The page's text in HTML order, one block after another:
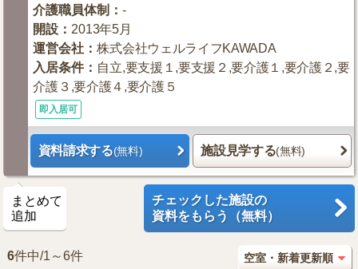
介護職員体制 ：-
開設 ： 2013年5月
運営会社 ：株式会社ウェルライフKAWADA
入居条件： 自立,要支援１,要支援２,要介護１,要介護２,要
介護３,要介護４,要介護５
即入居可
資料請求する(無料) 施設見学する(無料)
まとめて
追加
チェックした施設の
資料をもらう（無料）
6件中/1～6件